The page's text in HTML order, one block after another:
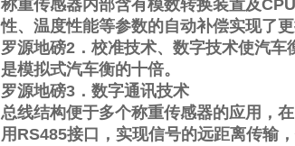
称重传感器内部含有模数转换装置及CPU
性、温度性能等参数的自动补偿实现了
罗源地磅2 ．校准技术、数字技术使汽
是模拟式汽车衡的十倍。
罗源地磅3 ．数字通讯技术
总线结构便于多个称重传感器的应用，
用 RS485接口，实现信号的远距离传输